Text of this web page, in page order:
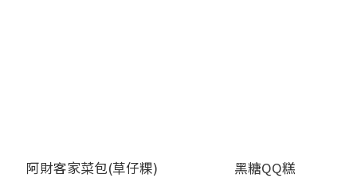
阿財客家菜包(草仔粿) 黑糖QQ糕